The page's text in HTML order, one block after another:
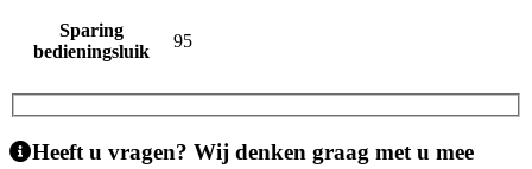
Sparing
bedieningsluik
95
Heeft u vragen? Wij denken graag met u mee